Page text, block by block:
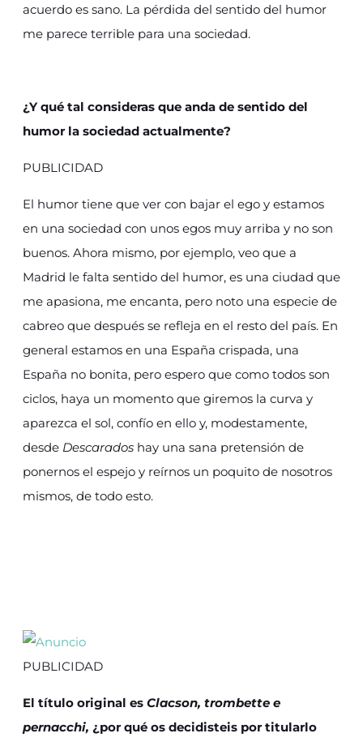
acuerdo es sano. La pérdida del sentido del humor
me parece terrible para una sociedad.
¿Y qué tal consideras que anda de sentido del
humor la sociedad actualmente?
PUBLICIDAD
El humor tiene que ver con bajar el ego y estamos
en una sociedad con unos egos muy arriba y no son
buenos. Ahora mismo, por ejemplo, veo que a
Madrid le falta sentido del humor, es una ciudad que
me apasiona, me encanta, pero noto una especie de
cabreo que después se refleja en el resto del país. En
general estamos en una España crispada, una
España no bonita, pero espero que como todos son
ciclos, haya un momento que giremos la curva y
aparezca el sol, confío en ello y, modestamente,
desde Descarados hay una sana pretensión de
ponernos el espejo y reírnos un poquito de nosotros
mismos, de todo esto.
PUBLICIDAD
El título original es Clacson, trombette e
pernacchi, ¿por qué os decidisteis por titularlo